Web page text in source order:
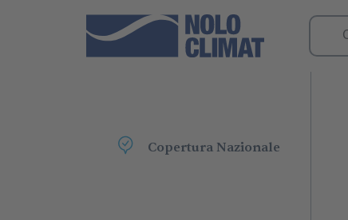
Copertura Nazionale